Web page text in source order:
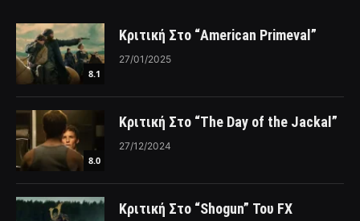
8.1
Κριτική Στο “American Primeval”
27/01/2025
8.0
Κριτική Στο “The Day of the Jackal”
27/12/2024
Κριτική Στο “Shogun” Του FX